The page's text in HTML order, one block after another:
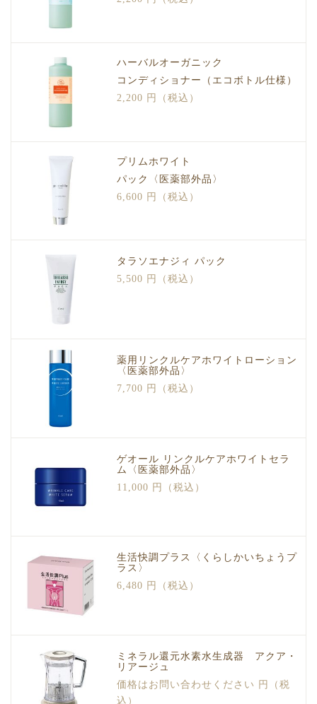
ハーバルオーガニック
コンディショナー（エコボトル仕様）
2,200 円（税込）
プリムホワイト
パック〈医薬部外品〉
6,600 円（税込）
タラソエナジィ パック
5,500 円（税込）
薬用リンクルケアホワイトローション
〈医薬部外品〉
7,700 円（税込）
ゲオール リンクルケアホワイトセラ
ム〈医薬部外品〉
11,000 円（税込）
生活快調プラス〈くらしかいちょうプ
ラス〉
6,480 円（税込）
ミネラル還元水素水生成器 アクア・
リアージュ
価格はお問い合わせください 円（税
込）